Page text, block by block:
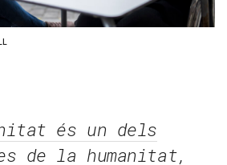
és un dels
de la humanitat,